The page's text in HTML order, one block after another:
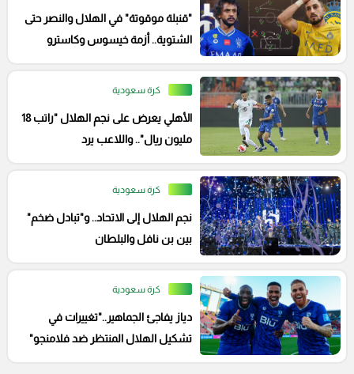
"قنبلة موقوتة" في الهلال والنصر حتى
الشتوية.. أزمة خيسوس وكاسترو
كرة سعودية
الأهلي يعرض على نجم الهلال "راتب 18
مليون ريال".. واللاعب يرد
كرة سعودية
نجم الهلال إلى الاتحاد.. و"تبادل ضخم"
بين بن نافل والبلطان
كرة سعودية
دياز يفاجئ الجماهير.."تغييرات في
تشكيل الهلال المنتظر ضد فلامنجو"